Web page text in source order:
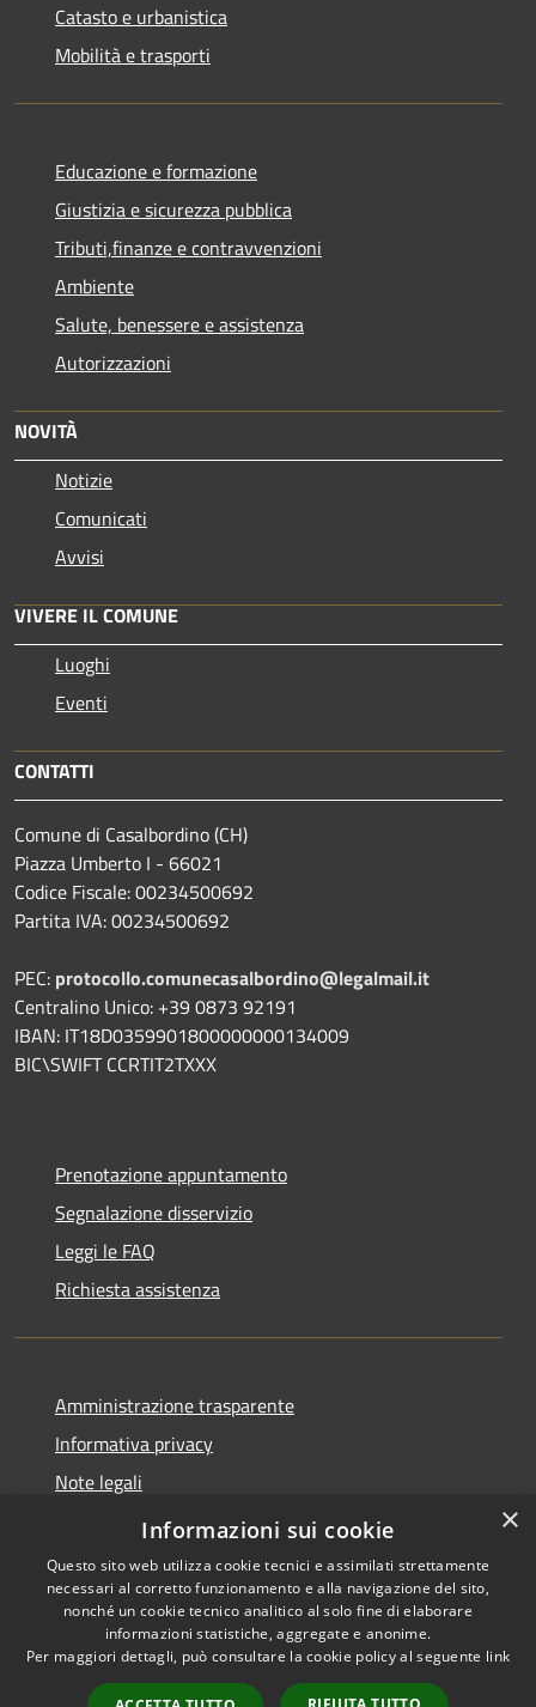
Catasto e urbanistica
Mobilità e trasporti
Educazione e formazione
Giustizia e sicurezza pubblica
Tributi,finanze e contravvenzioni
Ambiente
Salute, benessere e assistenza
Autorizzazioni
NOVITÀ
Notizie
Comunicati
Avvisi
VIVERE IL COMUNE
Luoghi
Eventi
CONTATTI
Comune di Casalbordino (CH)
Piazza Umberto I - 66021
Codice Fiscale: 00234500692
Partita IVA: 00234500692
PEC: protocollo.comunecasalbordino@legalmail.it
Centralino Unico: +39 0873 92191
IBAN: IT18D0359901800000000134009
BIC\SWIFT CCRTIT2TXXX
Prenotazione appuntamento
Segnalazione disservizio
Leggi le FAQ
Richiesta assistenza
Amministrazione trasparente
Informativa privacy
Note legali
Dichiarazione di accessibilità
Accessibilità
Copyright © 2026 • Comune di
Casalbordino • Powered by
Municipium• Accesso
×
Informazioni sui cookie
Questo sito web utilizza cookie tecnici e assimilati strettamente
necessari al corretto funzionamento e alla navigazione del sito,
nonché un cookie tecnico analitico al solo fine di elaborare
informazioni statistiche, aggregate e anonime.
Per maggiori dettagli, può consultare la cookie policy al seguente link